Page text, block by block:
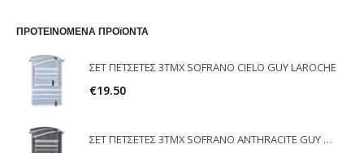
ΠΡΟΤΕΙΝΟΜΕΝΑ ΠΡΟϊΟΝΤΑ
ΣΕΤ ΠΕΤΣΕΤΕΣ 3ΤΜΧ SOFRANO CIELO GUY LAROCHE
€19.50
ΣΕΤ ΠΕΤΣΕΤΕΣ 3ΤΜΧ SOFRANO ANTHRACITE GUY LAROCHE